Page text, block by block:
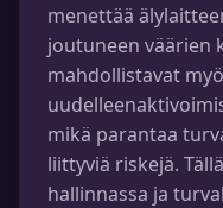
menettää
joutuneen väärien
mahdollistavat
mikä parantaa
liittyviä riskejä.
hallinnassa ja